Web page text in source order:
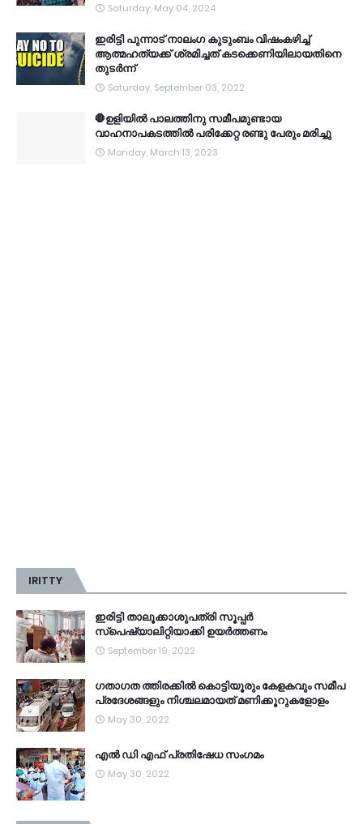
Saturday, May 04, 2024
ഇരിട്ടി പുന്നാട് നാലംഗ കുടുംബം വിഷംകഴിച്ച്‌
ആത്മഹത്യക്ക് ശ്രമിച്ചത് കടക്കെണിയിലായതിനെ
തുടർന്ന്
Saturday, September 03, 2022
🛑ഉളിയിൽ പാലത്തിനു സമീപമുണ്ടായ
വാഹനാപകടത്തിൽ പരിക്കേറ്റ രണ്ടു പേരും മരിച്ചു
Monday, March 13, 2023
IRITTY
ഇരിട്ടി താലൂക്കാശുപത്രി സൂപ്പർ
സ്‌പെഷ്യാലിറ്റിയാക്കി ഉയർത്തണം
September 19, 2022
ഗതാഗത ത്തിരക്കിൽ കൊട്ടിയൂരും കേളകവും സമീപ
പ്രദേശങ്ങളും നിശ്ചലമായത് മണിക്കൂറുകളോളം
May 30, 2022
എൽ ഡി എഫ് പ്രതിഷേധ സംഗമം
May 30, 2022